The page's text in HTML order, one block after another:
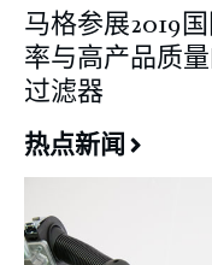
马格参展2019
率与高产品质
过滤器
热点新闻